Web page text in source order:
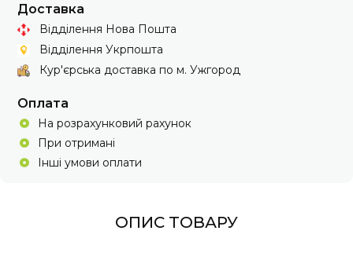
Доставка
Відділення Нова Пошта
Відділення Укрпошта
Кур'єрська доставка по м. Ужгород
Оплата
На розрахунковий рахунок
При отримані
Інші умови оплати
ОПИС ТОВАРУ